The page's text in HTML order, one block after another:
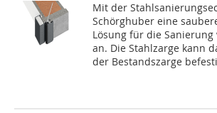
Mit der
Schörghuber eine
Lösung für die
an. Die Stahlzarge kann
der Bestandszarge